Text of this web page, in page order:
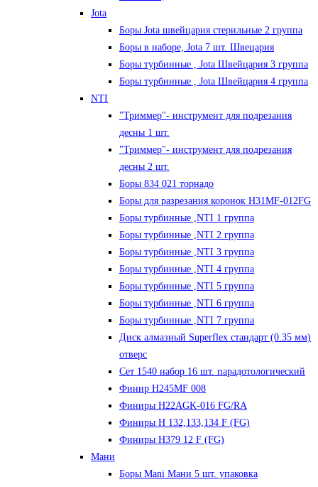
Jota
Боры Jota швейцария стерильные 2 группа
Боры в наборе, Jota 7 шт. Швецария
Боры турбинные , Jota Швейцария 3 группа
Боры турбинные , Jota Швейцария 4 группа
NTI
"Триммер"- инструмент для подрезания
десны 1 шт.
"Триммер"- инструмент для подрезания
десны 2 шт.
Боры 834 021 торнадо
Боры для разрезания коронок H31MF-012FG
Боры турбинные ,NTI 1 группа
Боры турбинные ,NTI 2 группа
Боры турбинные ,NTI 3 группа
Боры турбинные ,NTI 4 группа
Боры турбинные ,NTI 5 группа
Боры турбинные ,NTI 6 группа
Боры турбинные ,NTI 7 группа
Диск алмазный Superflex стандарт (0.35 мм)
отверс
Сет 1540 набор 16 шт. парадотологический
Финир H245MF 008
Финиры H22AGK-016 FG/RA
Финиры Н 132,133,134 F (FG)
Финиры Н379 12 F (FG)
Мани
Боры Mani Мани 5 шт. упаковка